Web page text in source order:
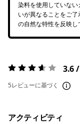
染料を使用していな
いが異なることをご
の自然な特性を反映し
評価:3.6 / 5 3.6
5レビューに基づく
アクティビティ